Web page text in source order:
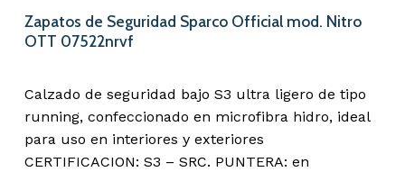
Zapatos de Seguridad Sparco Official mod. Nitro
OTT 07522nrvf
Calzado de seguridad bajo S3 ultra ligero de tipo
running, confeccionado en microfibra hidro, ideal
para uso en interiores y exteriores
CERTIFICACION: S3 – SRC. PUNTERA: en
electrónico y web en este
navegador para la próxima vez que